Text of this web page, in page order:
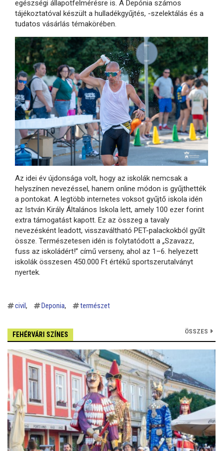
egészségi állapotfelmérésre is. A Depónia számos
tájékoztatóval készült a hulladékgyűjtés, -szelektálás és a
tudatos vásárlás témakörében.
Az idei év újdonsága volt, hogy az iskolák nemcsak a
helyszínen nevezéssel, hanem online módon is gyűjthették
a pontokat. A legtöbb internetes voksot gyűjtő iskola idén
az István Király Általános Iskola lett, amely 100 ezer forint
extra támogatást kapott. Ez az összeg a tavaly
nevezésként leadott, visszaváltható PET-palackokból gyűlt
össze. Természetesen idén is folytatódott a „Szavazz,
fuss az iskoládért!” című verseny, ahol az 1–6. helyezett
iskolák összesen 450.000 Ft értékű sportszerutalványt
nyertek.
civil Deponia természet
FEHÉRVÁRI SZÍNES ÖSSZES